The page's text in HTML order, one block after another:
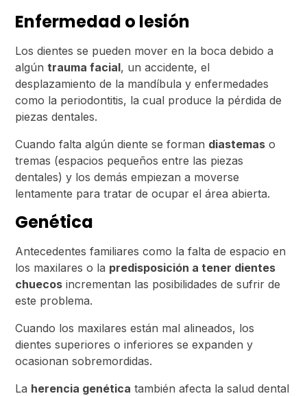
Enfermedad o lesión
Los dientes se pueden mover en la boca debido a
algúntrauma facial, un accidente, el
desplazamiento de la mandíbula y enfermedades
como la periodontitis, la cual produce la pérdida de
piezas dentales.
Cuando falta algún diente se forman diastemas o
tremas (espacios pequeños entre las piezas
dentales) y los demás empiezan a moverse
lentamente para tratar de ocupar el área abierta.
Genética
Antecedentes familiares como la falta de espacio en
los maxilares o la predisposición a tener dientes
chuecos incrementan las posibilidades de sufrir de
este problema.
Cuando los maxilares están mal alineados, los
dientes superiores o inferiores se expanden y
ocasionan sobremordidas.
La herencia genética también afecta la salud dental